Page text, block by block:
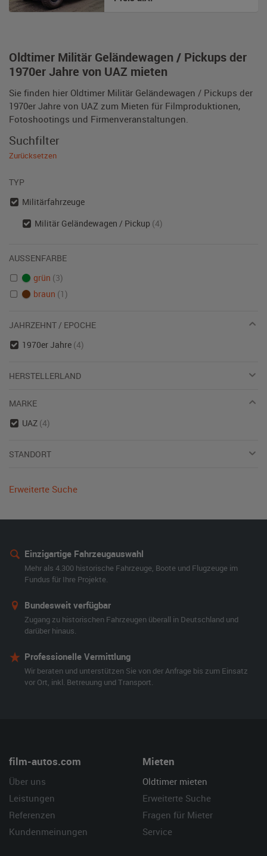
Oldtimer Militär Geländewagen / Pickups der
1970er Jahre von UAZ mieten
Sie finden hier Oldtimer Militär Geländewagen / Pickups der
1970er Jahre von UAZ zum Mieten für Filmproduktionen,
Fotoshootings und Firmenveranstaltungen.
Suchfilter
Zurücksetzen
TYP
Militärfahrzeuge
Militär Geländewagen / Pickup (4)
AUSSENFARBE
grün (3)
braun (1)
JAHRZEHNT / EPOCHE
1970er Jahre (4)
HERSTELLERLAND
MARKE
UAZ (4)
STANDORT
Erweiterte Suche
Einzigartige Fahrzeugauswahl
Mehr als 4.300 historische Fahrzeuge, Boote und Flugzeuge im
Fundus für Ihre Projekte.
Bundesweit verfügbar
Zugang zu historischen Fahrzeugen überall in Deutschland und
darüber hinaus.
Professionelle Vermittlung
Wir beraten und unterstützen Sie von der Anfrage bis zum Einsatz
vor Ort, inkl. Betreuung und Transport.
film-autos.com
Über uns
Leistungen
Referenzen
Kundenmeinungen
Mieten
Oldtimer mieten
Erweiterte Suche
Fragen für Mieter
Service